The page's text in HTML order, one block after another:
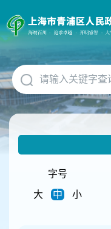
障
碍
作
说
明
跳
到
网
字号
大
中 小